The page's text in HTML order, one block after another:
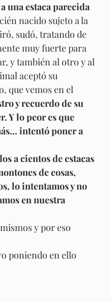
una estaca parecida
nacido sujeto a la
sudó, tratando de
muy fuerte para
y también al otro y al
aceptó su
que vemos en el
y recuerdo de su
Y lo peor es que
intentó poner a
a cientos de estacas
de cosas,
lo intentamos y no
en nuestra
y por eso
poniendo en ello